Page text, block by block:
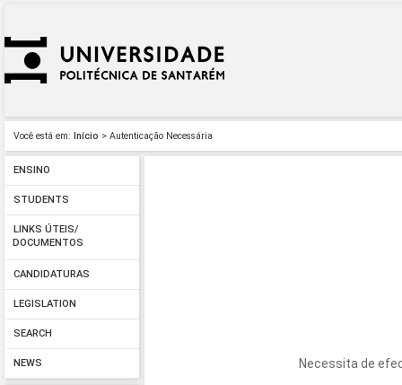
Você está em: Início > Autenticação Necessária
ENSINO
STUDENTS
LINKS ÚTEIS/
DOCUMENTOS
CANDIDATURAS
LEGISLATION
SEARCH
NEWS Necessita de